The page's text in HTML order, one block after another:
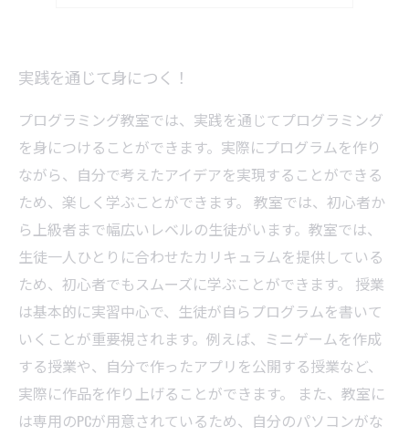
実践を通じて身につく！
プログラミング教室では、実践を通じてプログラミング
を身につけることができます。実際にプログラムを作り
ながら、自分で考えたアイデアを実現することができる
ため、楽しく学ぶことができます。 教室では、初心者か
ら上級者まで幅広いレベルの生徒がいます。教室では、
生徒一人ひとりに合わせたカリキュラムを提供している
ため、初心者でもスムーズに学ぶことができます。 授業
は基本的に実習中心で、生徒が自らプログラムを書いて
いくことが重要視されます。例えば、ミニゲームを作成
する授業や、自分で作ったアプリを公開する授業など、
実際に作品を作り上げることができます。 また、教室に
は専用のPCが用意されているため、自分のパソコンがな